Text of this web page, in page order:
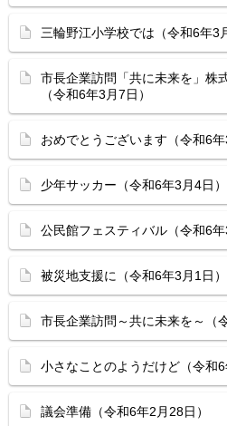
三輪野江小学校では（令和6年3
市長企業訪問「共に未来を」株
（令和6年3月7日）
おめでとうございます（令和6年
少年サッカー（令和6年3月4日）
公民館フェスティバル（令和6年
被災地支援に（令和6年3月1日）
市長企業訪問～共に未来を～（
小さなことのようだけど（令和6
議会準備（令和6年2月28日）